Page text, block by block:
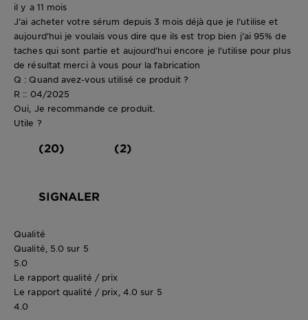
il y a 11 mois
J’ai acheter votre sérum depuis 3 mois déjà que je l’utilise et
aujourd’hui je voulais vous dire que ils est trop bien j’ai 95% de
taches qui sont partie et aujourd’hui encore je l’utilise pour plus
de résultat merci à vous pour la fabrication
Q : Quand avez-vous utilisé ce produit ?
R :: 04/2025
Oui, Je recommande ce produit.
Utile ?
(20) (2)
SIGNALER
Qualité
Qualité, 5.0 sur 5
5.0
Le rapport qualité / prix
Le rapport qualité / prix, 4.0 sur 5
4.0